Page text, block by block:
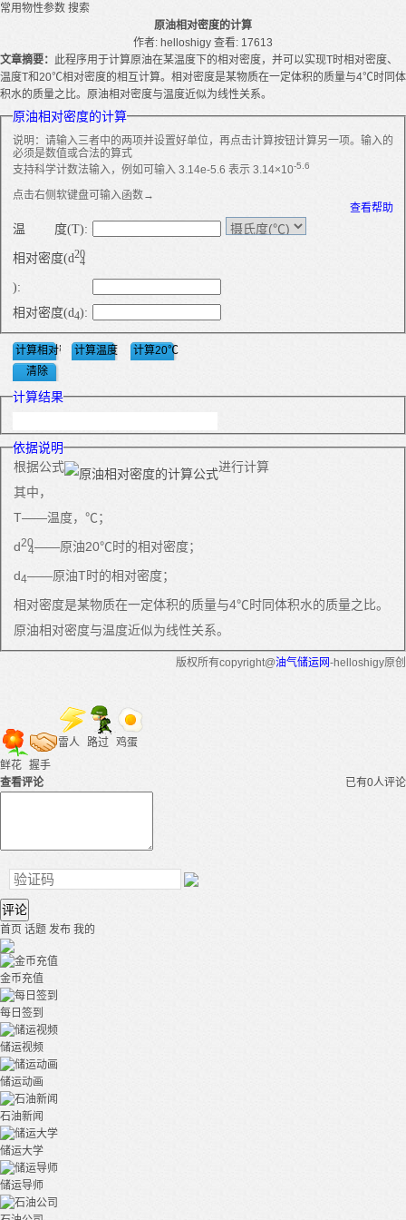
常用物性参数 搜索
原油相对密度的计算
作者: helloshigy 查看: 17613
文章摘要： 此程序用于计算原油在某温度下的相对密度，并可以实现T时相对密度、
温度T和20℃相对密度的相互计算。相对密度是某物质在一定体积的质量与4℃时同体
积水的质量之比。原油相对密度与温度近似为线性关系。
原油相对密度的计算
说明：请输入三者中的两项并设置好单位，再点击计算按钮计算另一项。输入的
必须是数值或合法的算式
支持科学计数法输入，例如可输入 3.14e-5.6 表示 3.14×10-5.6
点击右侧软键盘可输入函数→
查看帮助
温 度(T):
相对密度(d20
4
):
相对密度(d4):
计算结果
依据说明
根据公式
进行计算
其中，
T——温度，℃；
d20
4——原油20℃时的相对密度；
d4——原油T时的相对密度；
相对密度是某物质在一定体积的质量与4℃时同体积水的质量之比。
原油相对密度与温度近似为线性关系。
版权所有copyright@油气储运网-helloshigy原创
鲜花 握手
雷人 路过 鸡蛋
已有0人评论
查看评论
评论
首页 话题 发布 我的
金币充值
每日签到
储运视频
储运动画
石油新闻
储运大学
储运导师